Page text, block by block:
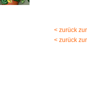
< zurück
< zurück